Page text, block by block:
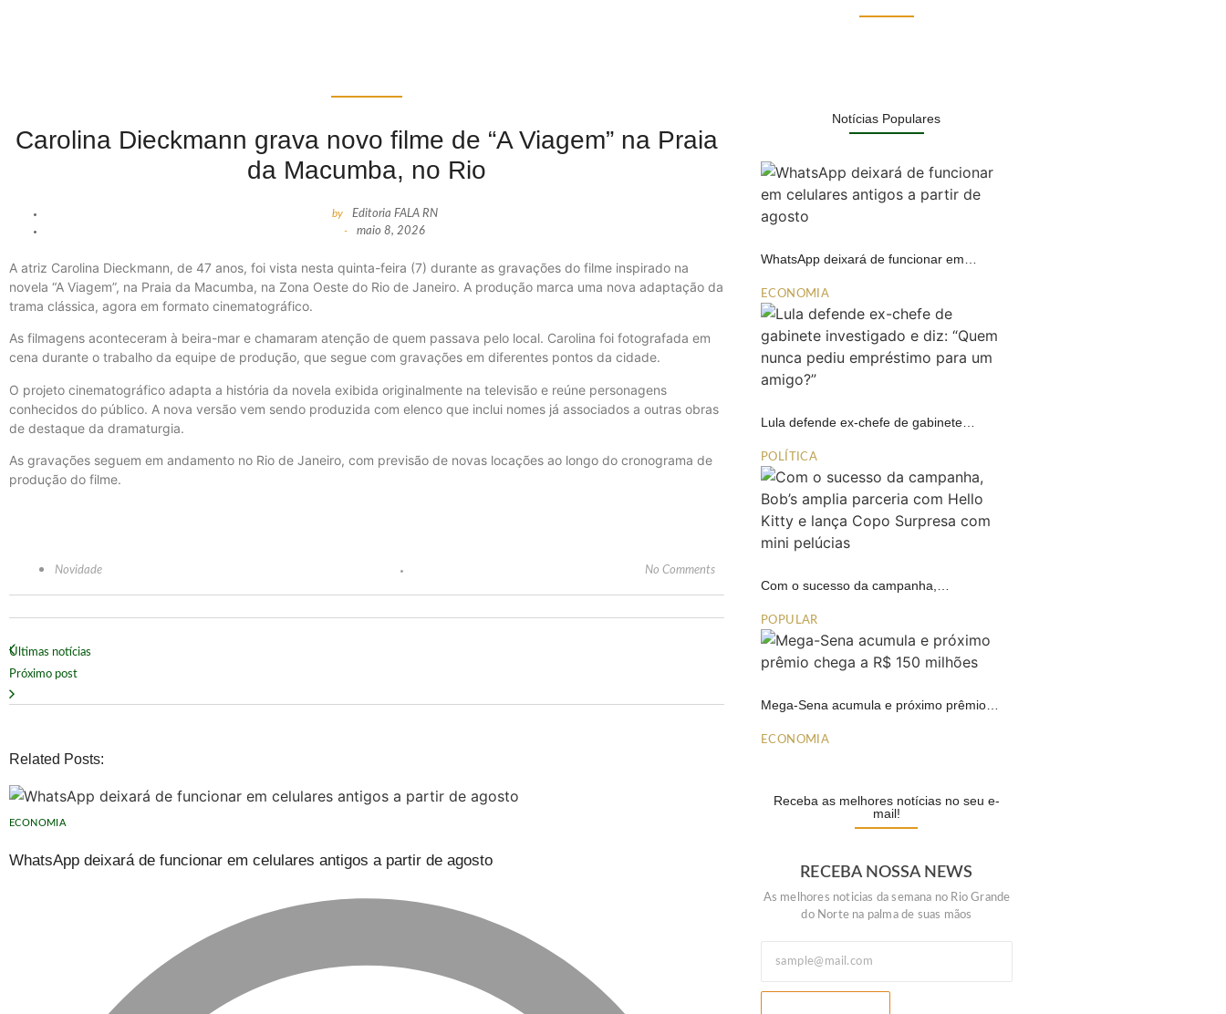
Carolina Dieckmann grava novo filme de “A Viagem” na Praia
da Macumba, no Rio
by Editoria FALA RN
- maio 8, 2026
A atriz Carolina Dieckmann, de 47 anos, foi vista nesta quinta-feira (7) durante as gravações do filme inspirado na
novela “A Viagem”, na Praia da Macumba, na Zona Oeste do Rio de Janeiro. A produção marca uma nova adaptação da
trama clássica, agora em formato cinematográfico.
As filmagens aconteceram à beira-mar e chamaram atenção de quem passava pelo local. Carolina foi fotografada em
cena durante o trabalho da equipe de produção, que segue com gravações em diferentes pontos da cidade.
O projeto cinematográfico adapta a história da novela exibida originalmente na televisão e reúne personagens
conhecidos do público. A nova versão vem sendo produzida com elenco que inclui nomes já associados a outras obras
de destaque da dramaturgia.
As gravações seguem em andamento no Rio de Janeiro, com previsão de novas locações ao longo do cronograma de
produção do filme.
Novidade No Comments
Últimas notícias
Próximo post
Related Posts:
ECONOMIA
WhatsApp deixará de funcionar em celulares antigos a partir de agosto
Notícias Populares
WhatsApp deixará de funcionar em…
ECONOMIA
Lula defende ex-chefe de gabinete…
POLÍTICA
Com o sucesso da campanha,…
POPULAR
Mega-Sena acumula e próximo prêmio…
ECONOMIA
Receba as melhores notícias no seu e-
mail!
RECEBA NOSSA NEWS
As melhores noticias da semana no Rio Grande
do Norte na palma de suas mãos